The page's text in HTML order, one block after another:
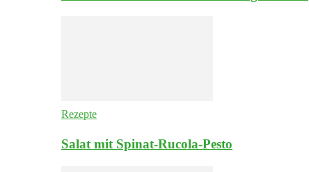
Rezepte
Salat mit Spinat-Rucola-Pesto